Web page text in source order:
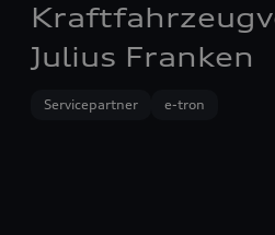
Julius Franken
Servicepartner e-tron